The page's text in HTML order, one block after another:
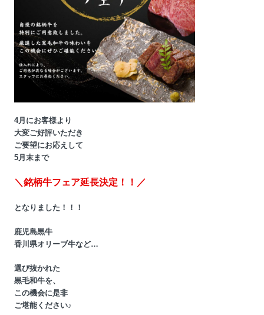
4月にお客様より
大変ご好評いただき
ご要望にお応えして
5月末まで
＼銘柄牛フェア延長決定！！／
となりました！！！
鹿児島黒牛
香川県オリーブ牛など…
選び抜かれた
黒毛和牛を、
この機会に是非
ご堪能ください♪